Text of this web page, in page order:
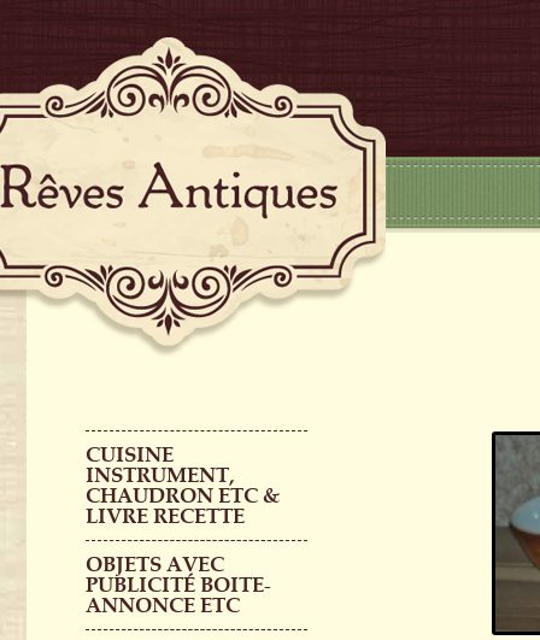
CUISINE
INSTRUMENT,
CHAUDRON ETC &
LIVRE RECETTE
OBJETS AVEC
PUBLICITÉ BOITE-
ANNONCE ETC